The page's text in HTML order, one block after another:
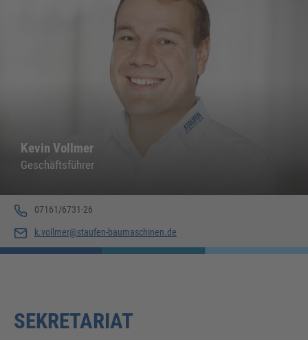
Kevin Vollmer
Geschäftsführer
07161/6731-26
k.vollmer@staufen-baumaschinen.de
SEKRETARIAT